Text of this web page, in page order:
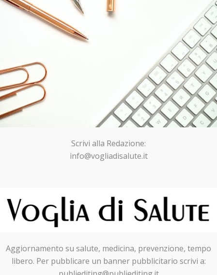
Scrivi alla Redazione:
info@vogliadisalute.it
Aggiornamento su salute, medicina, prevenzione, tempo
libero. Per pubblicare un banner pubblicitario scrivi a: